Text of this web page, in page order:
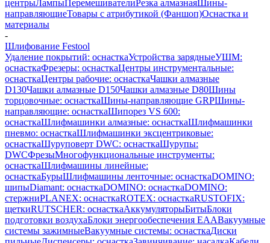
центрыЛампыПеремешивателиРезка алмазнаяШины-
направляющиеТовары с атрибутикой (Фаншоп)Оснастка и
материалы
-
Шлифование Festool
Удаление покрытий: оснасткаУстройства зарядныеУШМ:
оснасткаФрезеры: оснасткаЦентры инструментальные:
оснасткаЦентры рабочие: оснасткаЧашки алмазные
D130Чашки алмазные D150Чашки алмазные D80Шины
торцовочные: оснасткаШины-направляющие GRPШины-
направляющие: оснасткаШипорез VS 600:
оснасткаШлифмашинки алмазные: оснасткаШлифмашинки
пневмо: оснасткаШлифмашинки эксцентриковые:
оснасткаШуруповерт DWC: оснасткаШурупы:
DWCФрезыМногофункциональные инструменты:
оснасткаШлифмашины линейные:
оснасткаБурыШлифмашины ленточные: оснасткаDOMINO:
шипыDiamant: оснасткаDOMINO: оснасткаDOMINO:
стержниPLANEX: оснасткаROTEX: оснасткаRUSTOFIX:
щеткиRUTSCHER: оснасткаАккумуляторыБитыБлоки
подготовки воздухаБлоки энергообеспечения EAAВакуумные
системы зажимныеВакуумные системы: оснасткаДиски